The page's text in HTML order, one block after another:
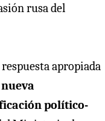
rusa del
apropiada
político-